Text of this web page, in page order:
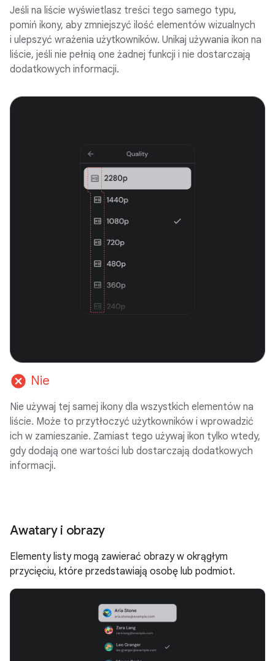
Jeśli na liście wyświetlasz treści tego samego typu,
pomiń ikony, aby zmniejszyć ilość elementów wizualnych
i ulepszyć wrażenia użytkowników. Unikaj używania ikon na
liście, jeśli nie pełnią one żadnej funkcji i nie dostarczają
dodatkowych informacji.
cancel Nie
Nie używaj tej samej ikony dla wszystkich elementów na
liście. Może to przytłoczyć użytkowników i wprowadzić
ich w zamieszanie. Zamiast tego używaj ikon tylko wtedy,
gdy dodają one wartości lub dostarczają dodatkowych
informacji.
Awatary i obrazy
Elementy listy mogą zawierać obrazy w okrągłym
przycięciu, które przedstawiają osobę lub podmiot.